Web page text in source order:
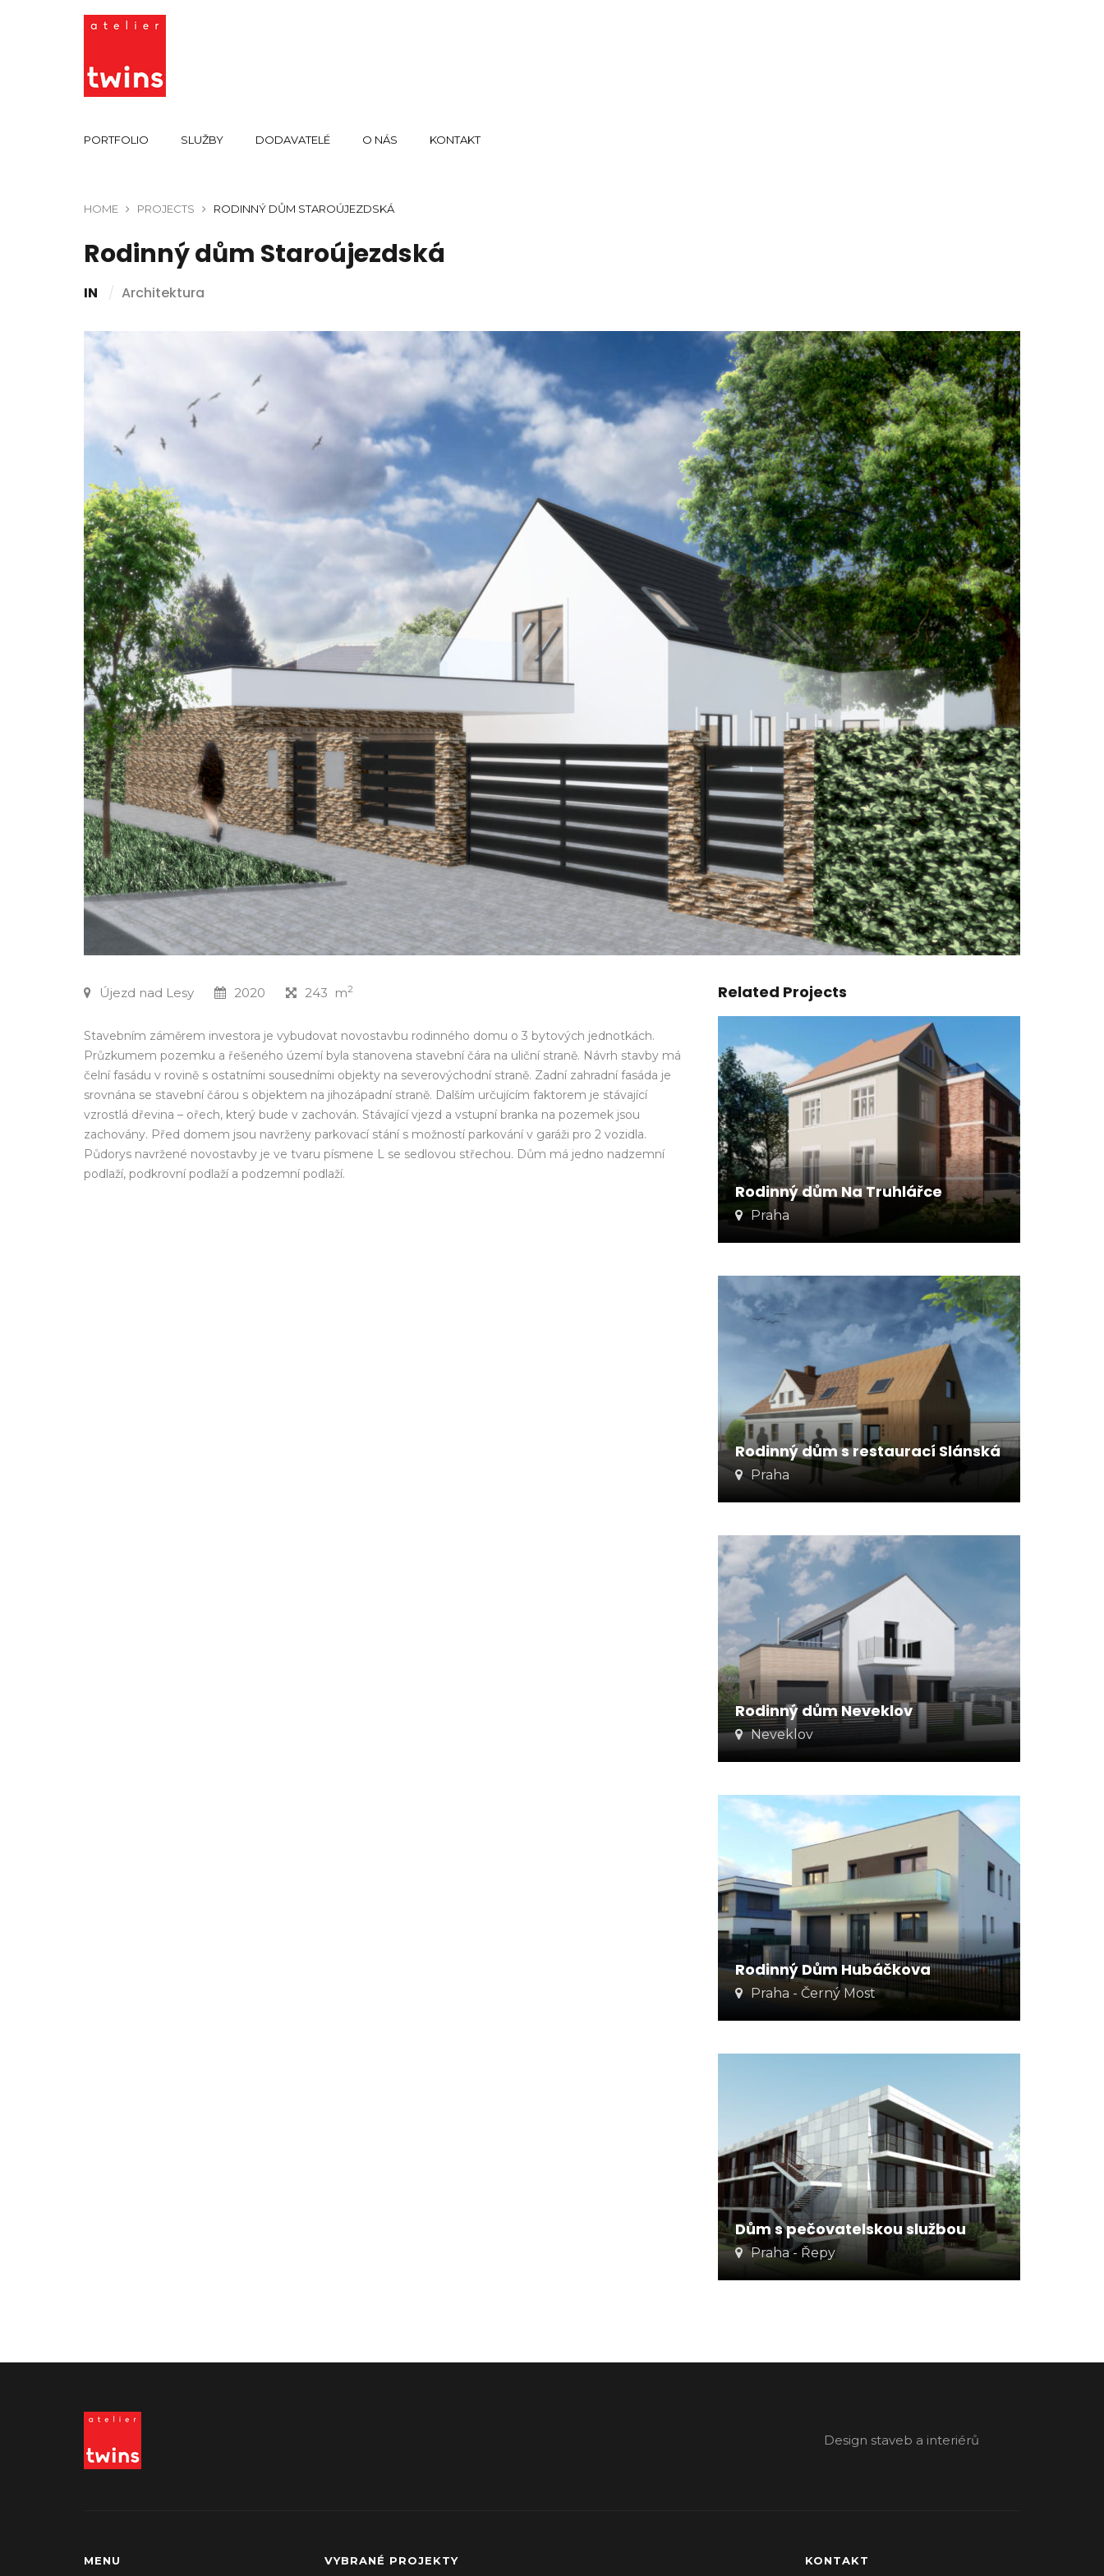
PORTFOLIO SLUŽBY DODAVATELÉ O NÁS KONTAKT
HOME PROJECTS RODINNÝ DŮM STAROÚJEZDSKÁ
Rodinný dům Staroújezdská
IN Architektura
Újezd nad Lesy 2020 243 m2
Stavebním záměrem investora je vybudovat novostavbu rodinného domu o 3 bytových jednotkách.
Průzkumem pozemku a řešeného území byla stanovena stavební čára na uliční straně. Návrh stavby má
čelní fasádu v rovině s ostatními sousedními objekty na severovýchodní straně. Zadní zahradní fasáda je
srovnána se stavební čárou s objektem na jihozápadní straně. Dalším určujícím faktorem je stávající
vzrostlá dřevina – ořech, který bude v zachován. Stávající vjezd a vstupní branka na pozemek jsou
zachovány. Před domem jsou navrženy parkovací stání s možností parkování v garáži pro 2 vozidla.
Půdorys navržené novostavby je ve tvaru písmene L se sedlovou střechou. Dům má jedno nadzemní
podlaží, podkrovní podlaží a podzemní podlaží.
Related Projects
Rodinný dům Na Truhlářce
Praha
Rodinný dům s restaurací Slánská
Praha
Rodinný dům Neveklov
Neveklov
Rodinný Dům Hubáčkova
Praha - Černý Most
Dům s pečovatelskou službou
Praha - Řepy
Design staveb a interiérů
MENU VYBRANÉ PROJEKTY KONTAKT